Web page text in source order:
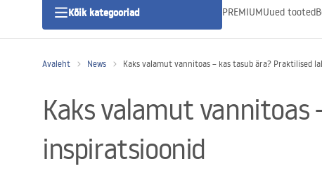
Kõik kategooriad
Duši uks
Vannitoa dušialused
PREMIUMUued tooted
Avaleht News Kaks valamut vannitoas – kas tasub ära? Praktilised
Kaks valamut vannitoas
inspiratsioonid